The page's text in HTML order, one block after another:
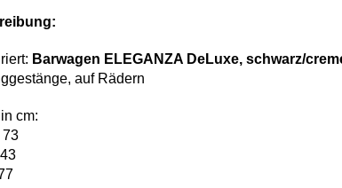
Barwagen ELEGANZA DeLuxe, schwarz/
auf Rädern
cm:
73